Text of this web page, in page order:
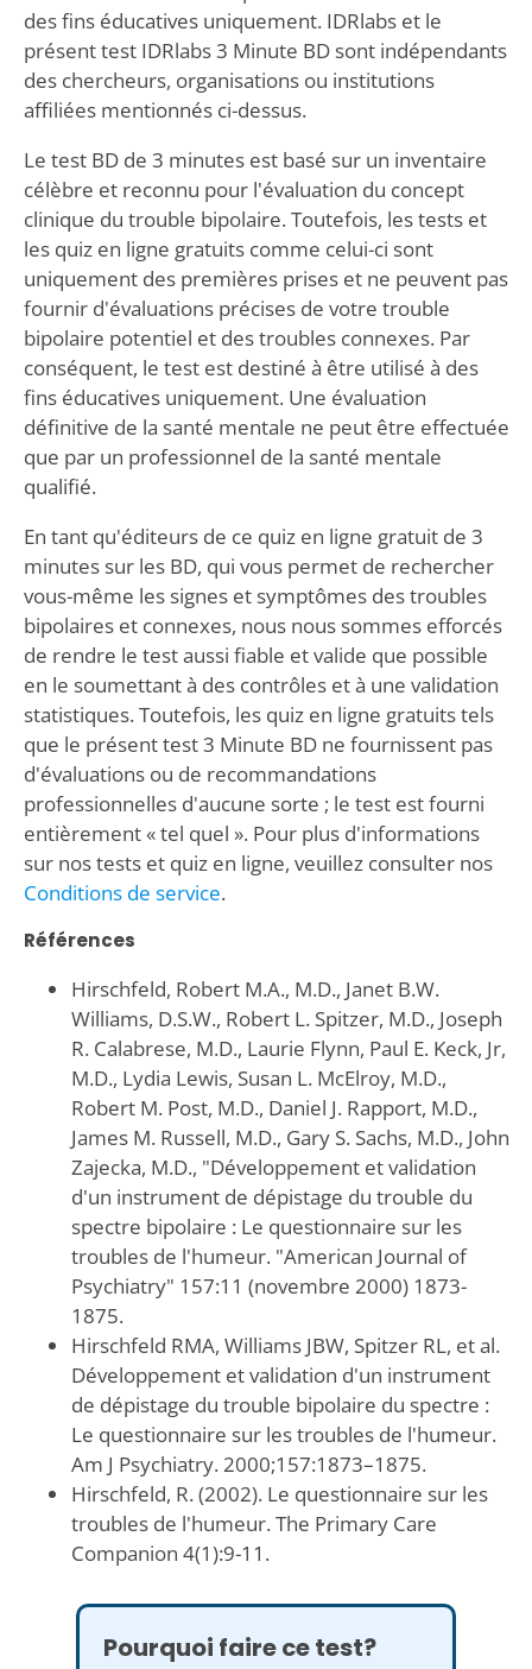
des fins éducatives uniquement. IDRlabs et le
présent test IDRlabs 3 Minute BD sont indépendants
des chercheurs, organisations ou institutions
affiliées mentionnés ci-dessus.
Le test BD de 3 minutes est basé sur un inventaire
célèbre et reconnu pour l'évaluation du concept
clinique du trouble bipolaire. Toutefois, les tests et
les quiz en ligne gratuits comme celui-ci sont
uniquement des premières prises et ne peuvent pas
fournir d'évaluations précises de votre trouble
bipolaire potentiel et des troubles connexes. Par
conséquent, le test est destiné à être utilisé à des
fins éducatives uniquement. Une évaluation
définitive de la santé mentale ne peut être effectuée
que par un professionnel de la santé mentale
qualifié.
En tant qu'éditeurs de ce quiz en ligne gratuit de 3
minutes sur les BD, qui vous permet de rechercher
vous-même les signes et symptômes des troubles
bipolaires et connexes, nous nous sommes efforcés
de rendre le test aussi fiable et valide que possible
en le soumettant à des contrôles et à une validation
statistiques. Toutefois, les quiz en ligne gratuits tels
que le présent test 3 Minute BD ne fournissent pas
d'évaluations ou de recommandations
professionnelles d'aucune sorte ; le test est fourni
entièrement « tel quel ». Pour plus d'informations
sur nos tests et quiz en ligne, veuillez consulter nos
Conditions de service.
Références
Hirschfeld, Robert M.A., M.D., Janet B.W.
Williams, D.S.W., Robert L. Spitzer, M.D., Joseph
R. Calabrese, M.D., Laurie Flynn, Paul E. Keck, Jr,
M.D., Lydia Lewis, Susan L. McElroy, M.D.,
Robert M. Post, M.D., Daniel J. Rapport, M.D.,
James M. Russell, M.D., Gary S. Sachs, M.D., John
Zajecka, M.D., "Développement et validation
d'un instrument de dépistage du trouble du
spectre bipolaire : Le questionnaire sur les
troubles de l'humeur. "American Journal of
Psychiatry" 157:11 (novembre 2000) 1873-
1875.
Hirschfeld RMA, Williams JBW, Spitzer RL, et al.
Développement et validation d'un instrument
de dépistage du trouble bipolaire du spectre :
Le questionnaire sur les troubles de l'humeur.
Am J Psychiatry. 2000;157:1873–1875.
Hirschfeld, R. (2002). Le questionnaire sur les
troubles de l'humeur. The Primary Care
Companion 4(1):9-11.
Pourquoi faire ce test?